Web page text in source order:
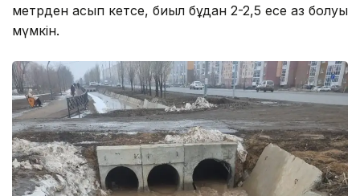
метрден асып кетсе, биыл бұдан 2-2,5 есе аз болуы
мүмкін.